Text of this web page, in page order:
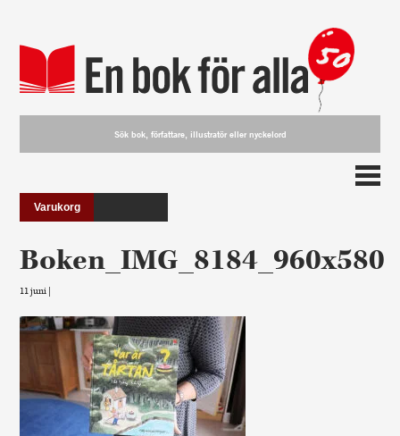
Varukorg
Boken_IMG_8184_960x580
11 juni |